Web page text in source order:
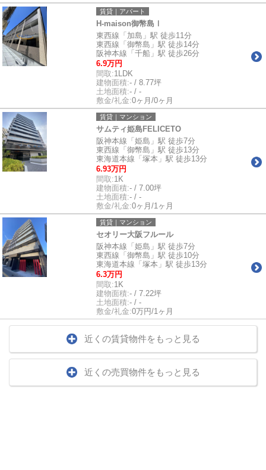
賃貸｜アパート
H-maison御幣島Ⅰ
東西線「加島」駅 徒歩11分
東西線「御幣島」駅 徒歩14分
阪神本線「千船」駅 徒歩26分
6.9万円
間取:1LDK
建物面積:- / 8.77坪
土地面積:- / -
敷金/礼金:0ヶ月/0ヶ月
賃貸｜マンション
サムティ姫島FELICETO
阪神本線「姫島」駅 徒歩7分
東西線「御幣島」駅 徒歩13分
東海道本線「塚本」駅 徒歩13分
6.93万円
間取:1K
建物面積:- / 7.00坪
土地面積:- / -
敷金/礼金:0ヶ月/1ヶ月
賃貸｜マンション
セオリー大阪フルール
阪神本線「姫島」駅 徒歩7分
東西線「御幣島」駅 徒歩10分
東海道本線「塚本」駅 徒歩13分
6.3万円
間取:1K
建物面積:- / 7.22坪
土地面積:- / -
敷金/礼金:0万円/1ヶ月
近くの賃貸物件をもっと見る
近くの売買物件をもっと見る